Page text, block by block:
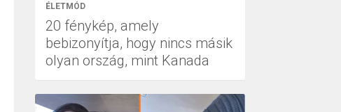
ÉLETMÓD
20 fénykép, amely
bebizonyítja, hogy nincs másik
olyan ország, mint Kanada